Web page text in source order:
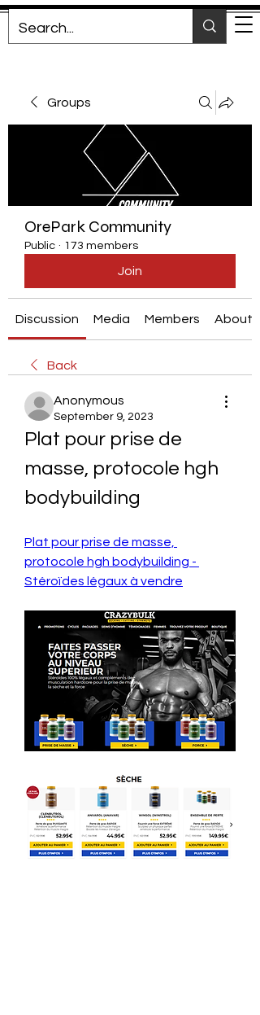
Groups
OrePark Community
Public · 173 members
Join
Discussion Media Members About
Back
Anonymous
September 9, 2023
Plat pour prise de
masse, protocole hgh
bodybuilding
Plat pour prise de masse,
protocole hgh bodybuilding -
Stéroïdes légaux à vendre